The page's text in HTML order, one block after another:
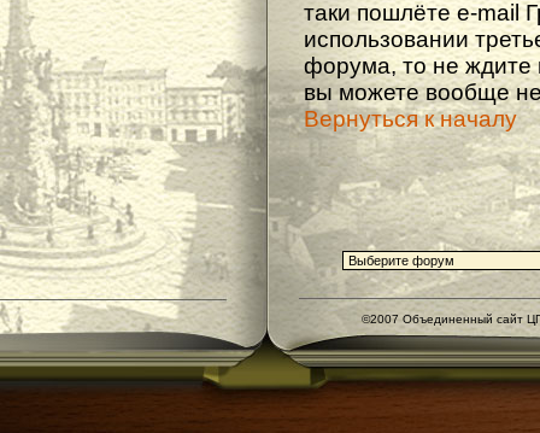
таки пошлёте e-mail
использовании
форума, то не ждите
вы можете вообще не
Вернуться к началу
©2007 Объединенный сайт